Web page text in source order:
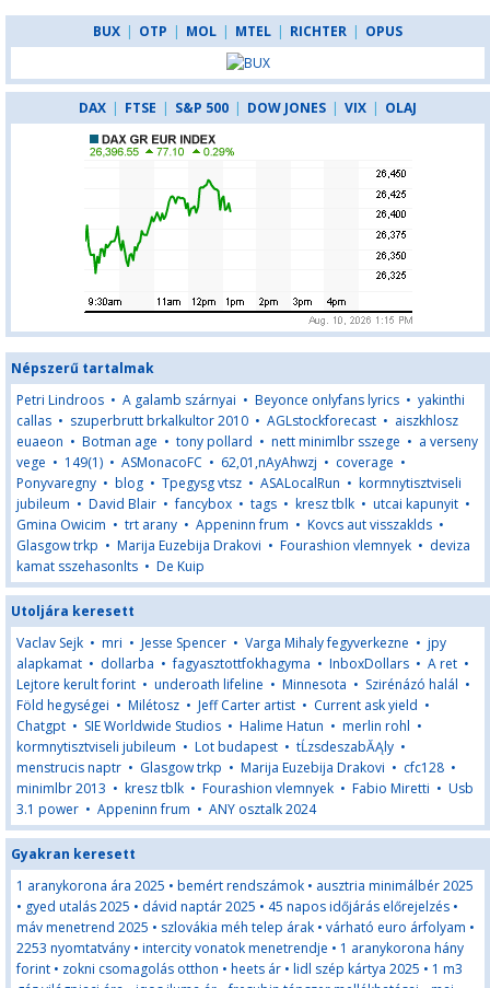
BUX | OTP | MOL | MTEL | RICHTER | OPUS
DAX | FTSE | S&P 500 | DOW JONES | VIX | OLAJ
Népszerű tartalmak
Petri Lindroos • A galamb szárnyai • Beyonce onlyfans lyrics • yakinthi
callas • szuperbrutt brkalkultor 2010 • AGLstockforecast • aiszkhlosz
euaeon • Botman age • tony pollard • nett minimlbr sszege • a verseny
vege • 149(1) • ASMonacoFC • 62,01,nAyAhwzj • coverage •
Ponyvaregny • blog • Tpegysg vtsz • ASALocalRun • kormnytisztviseli
jubileum • David Blair •fancybox • tags • kresz tblk • utcai kapunyit •
Gmina Owicim • trt arany • Appeninn frum • Kovcs aut visszaklds •
Glasgow trkp • Marija Euzebija Drakovi • Fourashion vlemnyek • deviza
kamat sszehasonlts • De Kuip
Utoljára keresett
Vaclav Sejk • mri • Jesse Spencer • Varga Mihaly fegyverkezne • jpy
alapkamat • dollarba •fagyasztottfokhagyma • InboxDollars • A ret •
Lejtore kerult forint • underoath lifeline • Minnesota • Szirénázó halál •
Föld hegységei • Milétosz • Jeff Carter artist • Current ask yield •
Chatgpt • SIE Worldwide Studios • Halime Hatun • merlin rohl •
kormnytisztviseli jubileum • Lot budapest • tĹzsdeszabĂĄly •
menstrucis naptr • Glasgow trkp • Marija Euzebija Drakovi • cfc128 •
minimlbr 2013 • kresz tblk • Fourashion vlemnyek • Fabio Miretti • Usb
3.1 power • Appeninn frum • ANY osztalk 2024
Gyakran keresett
1 aranykorona ára 2025 • bemért rendszámok • ausztria minimálbér 2025
• gyed utalás 2025 • dávid naptár 2025 • 45 napos időjárás előrejelzés •
máv menetrend 2025 • szlovákia méh telep árak • várható euro árfolyam •
2253 nyomtatvány • intercity vonatok menetrendje • 1 aranykorona hány
forint • zokni csomagolás otthon • heets ár • lidl szép kártya 2025 • 1 m3